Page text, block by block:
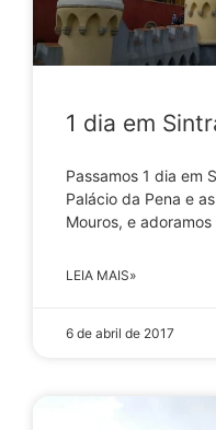
1 dia em
Passamos 1 dia em
Palácio da Pena e
Mouros, e
LEIA MAIS»
6 de abril de 2017